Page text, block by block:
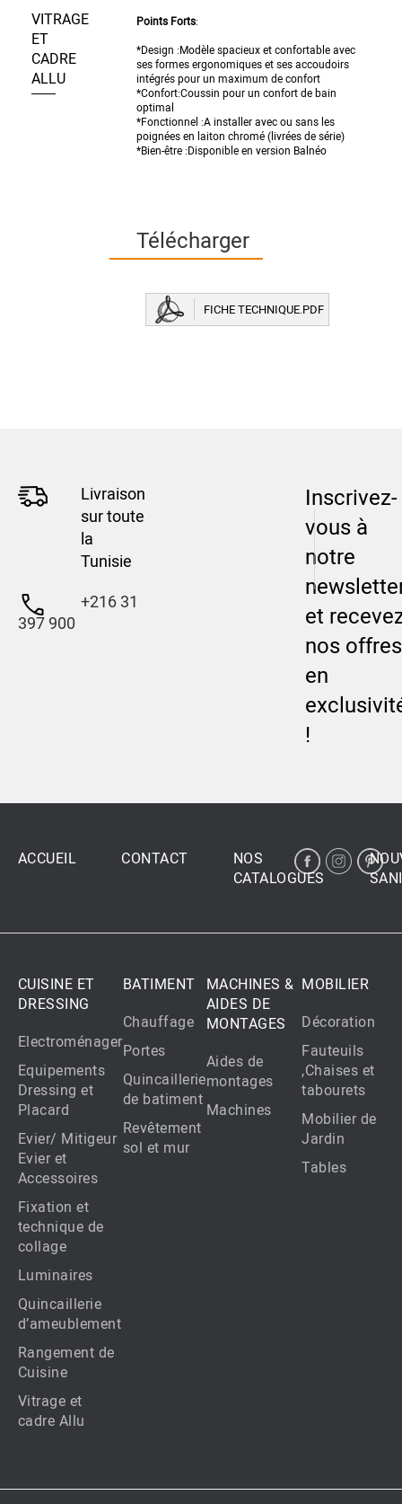
VITRAGE
ET
CADRE
ALLU
Points Forts:
*Design :Modèle spacieux et confortable avec
ses formes ergonomiques et ses accoudoirs
intégrés pour un maximum de confort
*Confort:Coussin pour un confort de bain
optimal
*Fonctionnel :A installer avec ou sans les
poignées en laiton chromé (livrées de série)
*Bien-être :Disponible en version Balnéo
Télécharger
FICHE TECHNIQUE.PDF
Livraison
sur toute
la
Tunisie
+216 31
397 900
Inscrivez-
vous à
notre
et
nos offres
en
!
ACCUEIL CONTACT
NOS
CATALOGUES
CUISINE ET
DRESSING
Electroménager
Equipements
Dressing et
Placard
Evier/ Mitigeur
Evier et
Accessoires
Fixation et
technique de
collage
Luminaires
Quincaillerie
d’ameublement
Rangement de
Cuisine
Vitrage et
cadre Allu
BATIMENT
Chauffage
Portes
Quincaillerie
de batiment
Revêtement
sol et mur
MACHINES &
AIDES DE
MONTAGES
Aides de
montages
Machines
MOBILIER
Décoration
Fauteuils
,Chaises et
tabourets
Mobilier de
Jardin
Tables